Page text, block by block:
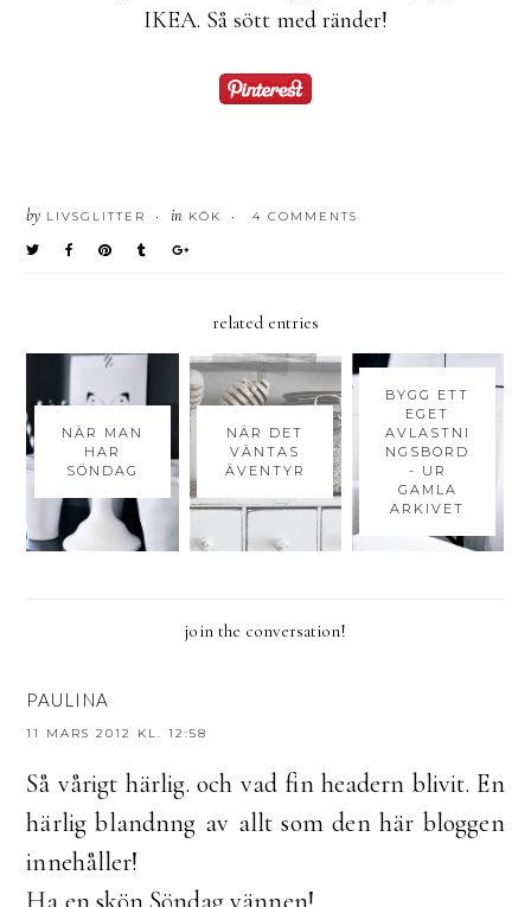
IKEA. Så sött med ränder!
by LIVSGLITTER • in KÖK • 4 COMMENTS
related entries
NÄR MAN
HAR
SÖNDAG
NÄR DET
VÄNTAS
ÄVENTYR
BYGG ETT
EGET
AVLASTNI
NGSBORD
- UR
GAMLA
ARKIVET
join the conversation!
PAULINA
11 MARS 2012 KL. 12:58
Så vårigt härlig. och vad fin headern blivit. En
härlig blandnng av allt som den här bloggen
innehåller!